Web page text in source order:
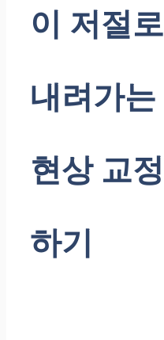
이 저절로
내려가는
현상 교정
하기